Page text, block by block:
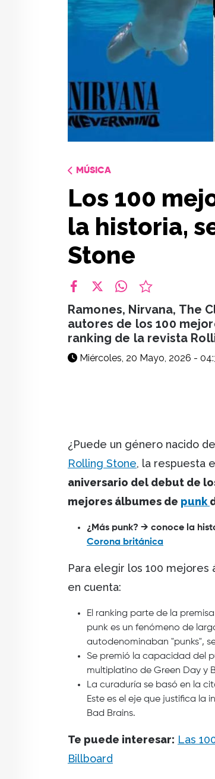
MÚSICA
Los 100
la historia,
Stone
Ramones, Nirvana, The
autores de los 100
ranking de la revista
Miércoles, 20 Mayo, 2026 -
¿Puede un género nacido
Rolling Stone, la respuesta
aniversario del debut de
mejores álbumes de punk
¿Más punk? → conoce la
Corona británica
Para elegir los 100 mejores
en cuenta:
El ranking parte de la
punk es un fenómeno de
autodenominaban "punks",
Se premió la capacidad del
multiplatino de Green Day y
La curaduría se basó en la
Este es el eje que justifica la
Bad Brains.
Te puede interesar: Las
Billboard